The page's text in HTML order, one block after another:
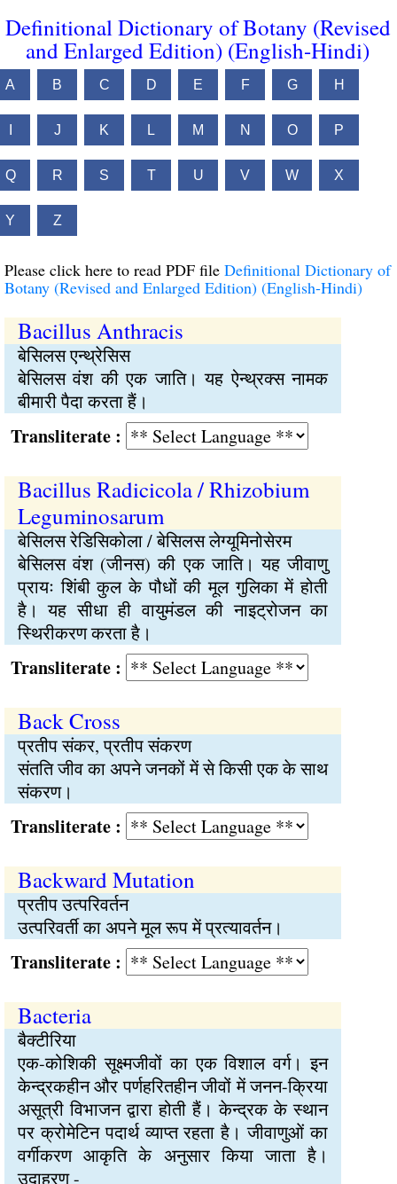
Definitional Dictionary of Botany (Revised
and Enlarged Edition) (English-Hindi)
A B C D E F G H
J K L M N O P
Q R S T U V W X
Y Z
Please click here to read PDF file Definitional Dictionary of
Botany (Revised and Enlarged Edition) (English-Hindi)
Bacillus Anthracis
बेसिलस एन्थ्रेसिस
बेसिलस वंश की एक जाति। यह ऐन्थ्रक्स नामक
बीमारी पैदा करता हैं।
:
Bacillus Radicicola / Rhizobium
Leguminosarum
बेसिलस रेडिसिकोला / बेसिलस लेग्यूमिनोसेरम
बेसिलस वंश (जीनस) की एक जाति। यह जीवाणु
प्रायः शिंबी कुल के पौधों की मूल गुलिका में होती
है। यह सीधा ही वायुमंडल की नाइट्रोजन का
स्थिरीकरण करता है।
:
Back Cross
प्रतीप संकर, प्रतीप संकरण
संतति जीव का अपने जनकों में से किसी एक के साथ
संकरण।
:
Backward Mutation
प्रतीप उत्परिवर्तन
उत्परिवर्ती का अपने मूल रूप में प्रत्यावर्तन।
:
Bacteria
बैक्टीरिया
एक-कोशिकी सूक्ष्मजीवों का एक विशाल वर्ग। इन
केन्द्रकहीन और पर्णहरितहीन जीवों में जनन-क्रिया
असूत्री विभाजन द्वारा होती हैं। केन्द्रक के स्थान
पर क्रोमेटिन पदार्थ व्याप्त रहता है। जीवाणुओं का
वर्गीकरण आकृति के अनुसार किया जाता है।
उदाहरण -